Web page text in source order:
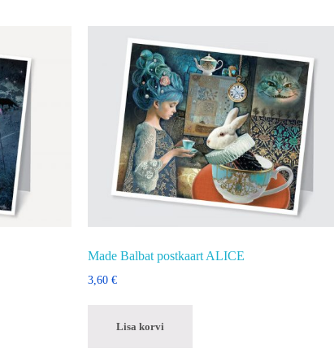
Made Balbat postkaart ALICE
3,60 €
Lisa korvi